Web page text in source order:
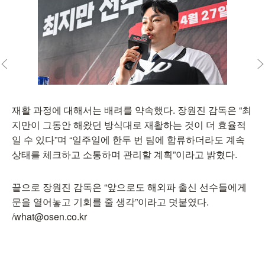
재활 과정에 대해서는 배려를 약속했다. 장원진 감독은 “최
지만이 그동안 해왔던 방식대로 재활하는 것이 더 효율적
일 수 있다”며 “일주일에 한두 번 팀에 합류하더라도 계속
상태를 체크하고 소통하며 관리할 계획”이라고 밝혔다.
끝으로 장원진 감독은 “앞으로도 해외파 출신 선수들에게
문을 열어놓고 기회를 줄 생각”이라고 덧붙였다.
/what@osen.co.kr